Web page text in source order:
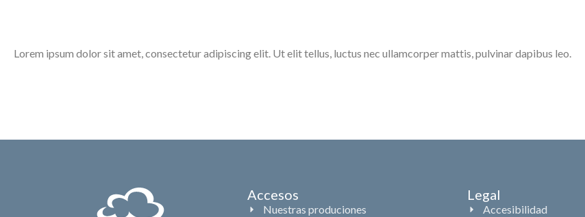
Lorem ipsum dolor sit amet, consectetur adipiscing elit. Ut elit tellus, luctus nec ullamcorper mattis, pulvinar dapibus leo.
Accesos
Nuestras produciones
Legal
Accesibilidad